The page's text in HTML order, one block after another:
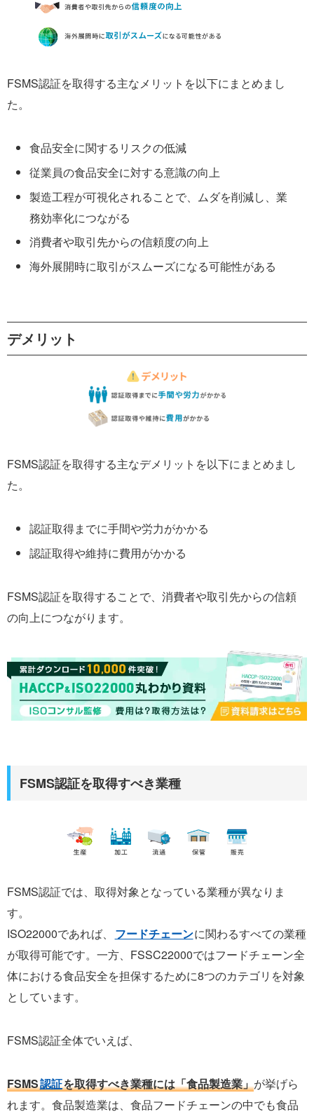
FSMS認証を取得する主なメリットを以下にまとめまし
た。
食品安全に関するリスクの低減
従業員の食品安全に対する意識の向上
製造工程が可視化されることで、ムダを削減し、業
務効率化につながる
消費者や取引先からの信頼度の向上
海外展開時に取引がスムーズになる可能性がある
デメリット
FSMS認証を取得する主なデメリットを以下にまとめまし
た。
認証取得までに手間や労力がかかる
認証取得や維持に費用がかかる
FSMS認証を取得することで、消費者や取引先からの信頼
の向上につながります。
FSMS認証を取得すべき業種
FSMS認証では、取得対象となっている業種が異なりま
す。
ISO22000であれば、
フードチェーンに関わるすべての業種
が取得可能です。一方、FSSC22000ではフードチェーン全
体における食品安全を担保するために8つのカテゴリを対象
としています。
FSMS認証全体でいえば、
FSMS認証を取得すべき業種には「食品製造業」が挙げら
れます。食品製造業は、食品フードチェーンの中でも食品